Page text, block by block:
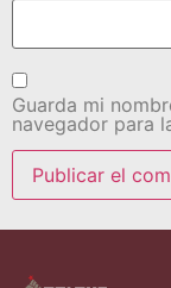
Guarda mi
navegador para